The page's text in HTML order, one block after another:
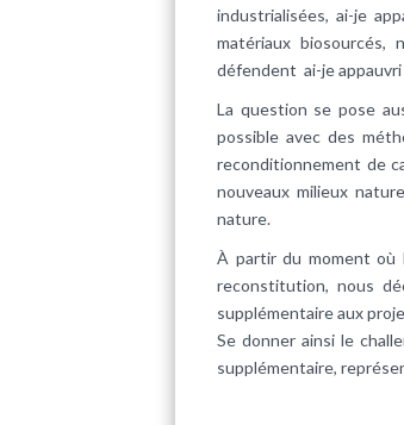
industrialisées, ai-je
matériaux
défendent ai-je appauvri
La question se pose
possible avec des
reconditionnement de
nouveaux milieux
nature.
À partir du moment où
reconstitution, nous
supplémentaire aux
Se donner ainsi le
supplémentaire,